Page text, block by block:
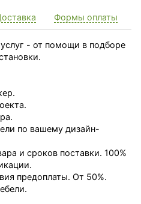
- от помощи в подборе
по вашему дизайн-
и сроков поставки. 100%
предоплаты. От 50%.
Формы оплаты